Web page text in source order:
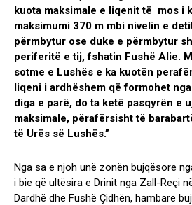
kuota maksimale e liqenit të mos i
maksimumi 370 m mbi nivelin e
përmbytur ose duke e përmbytur
periferitë e tij, fshatin Fushë Alie.
sotme e Lushës e ka kuotën
liqeni i ardhëshem që formohet
diga e parë, do ta ketë pasqyrën e
maksimale, përafërsisht të
të Urës së Lushës.”
Nga sa e njoh unë zonën bujqësore
i bie që ultësira e Drinit nga Zall-Reçi
Dardhë dhe Fushë Çidhën, hambare